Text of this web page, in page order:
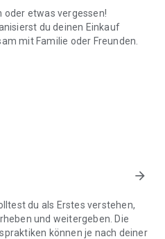
oder etwas vergessen!
du deinen Einkauf
mit Familie oder Freunden.
in Echtzeit: Alle sehen
in Sekunden erstellen und
andere ein und erledigt den
arrow_forward
du als Erstes verstehen,
und weitergeben. Die
können je nach deiner